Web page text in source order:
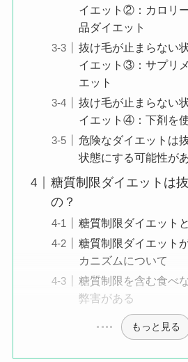
イエット②：カロリ
品ダイエット
抜け毛が止まらない
イエット③：サプリ
エット
抜け毛が止まらない
イエット④：下剤を
危険なダイエットは
状態にする可能性が
糖質制限ダイエットは
の？
糖質制限ダイエット
糖質制限ダイエット
カニズムについて
糖質制限を含む食べ
弊害がある
もっと見る